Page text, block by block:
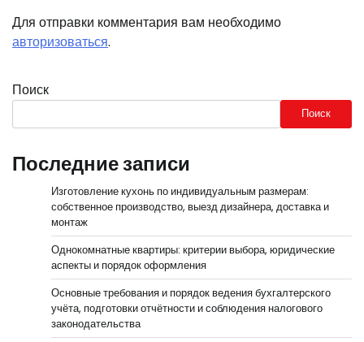
Для отправки комментария вам необходимо
авторизоваться.
Поиск
Поиск
Последние записи
Изготовление кухонь по индивидуальным размерам:
собственное производство, выезд дизайнера, доставка и
монтаж
Однокомнатные квартиры: критерии выбора, юридические
аспекты и порядок оформления
Основные требования и порядок ведения бухгалтерского
учёта, подготовки отчётности и соблюдения налогового
законодательства